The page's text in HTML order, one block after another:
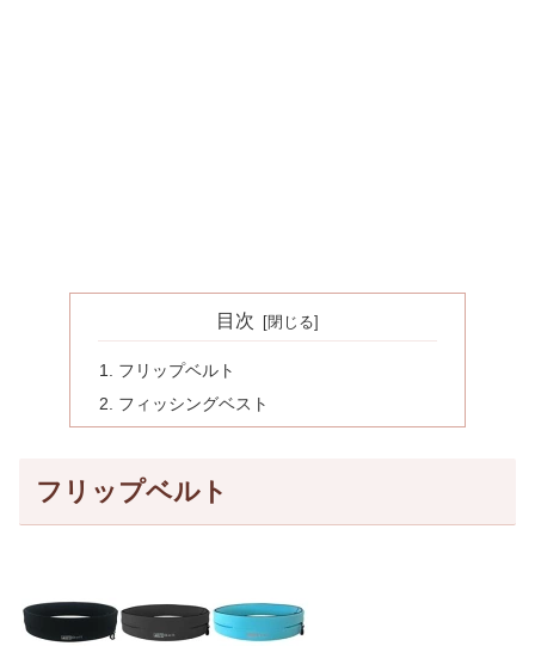
目次
フリップベルト
フィッシングベスト
フリップベルト